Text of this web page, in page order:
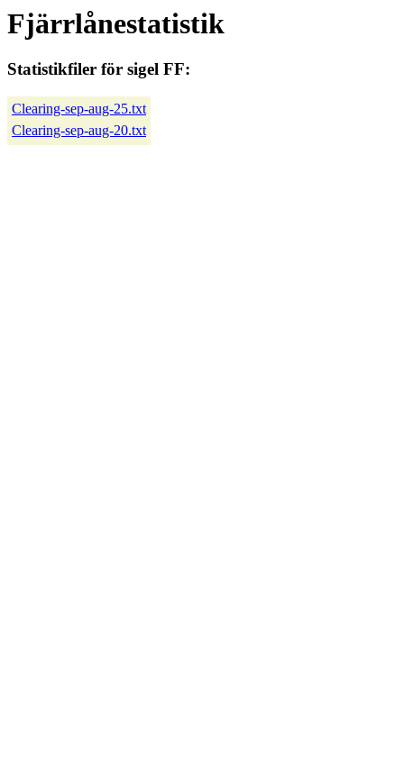
Fjärrlånestatistik
Statistikfiler för sigel FF:
Clearing-sep-aug-25.txt
Clearing-sep-aug-20.txt